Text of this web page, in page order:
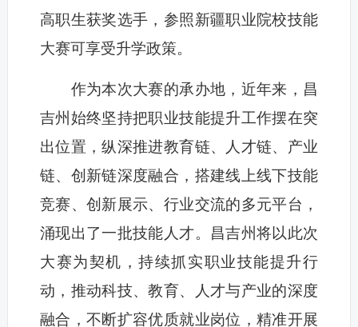
高职生获奖选手，参照新疆职业院校技能
大赛可享受升学政策。
作为本次大赛的承办地，近年来，昌
吉州始终坚持把职业技能提升工作摆在突
出位置，纵深推进教育链、人才链、产业
链、创新链深度融合，搭建线上线下技能
竞赛、创新展示、行业交流的多元平台，
涌现出了一批技能人才。昌吉州将以此次
大赛为契机，持续抓实职业技能提升行
动，推动科技、教育、人才与产业的深度
融合，不断扩容优质就业岗位，精准开展